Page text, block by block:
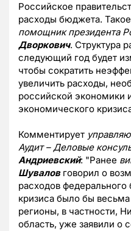
Российское
расходы бюджета.
помощник президента
Дворкович. Структура
следующий год будет
чтобы сократить
увеличить расходы,
российской экономики
экономического
Комментирует
Аудит – Деловые
Андриевский: "Ранее
Шуваловговорил о
расходов
кризиса было бы
регионы, в частности,
область, уже заявили о